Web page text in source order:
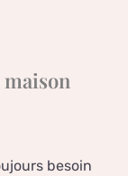
besoin